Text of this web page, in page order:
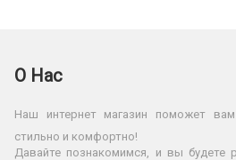
О Нас
Наш интернет магазин поможет
стильно и комфортно!
Давайте познакомимся, и вы будете